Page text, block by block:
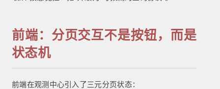
前端：分页交互不是按钮，而是
状态机
前端在观测中心引入了三元分页状态：